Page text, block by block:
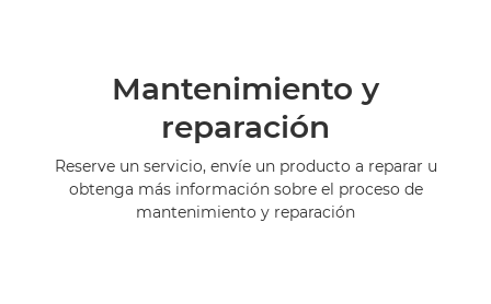
Mantenimiento y
reparación
Reserve un servicio, envíe un producto a reparar u
obtenga más información sobre el proceso de
mantenimiento y reparación